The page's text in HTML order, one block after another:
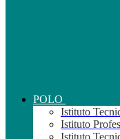
POLO
Istituto
Istituto